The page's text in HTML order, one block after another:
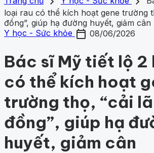
Chủ đề
Khám phá khoa học 428 Khoa học vũ
Sức khỏe 202 Thế giới động vật 159
Gợi ý danh mục
Khám phá khoa họcKhoa học vũ
động vật1001 bí ẩnCông nghệ
loại rau có thể kích hoạt gene trường
đồng”, giúp hạ đường huyết, giảm cân
Y học - Sức khỏe calendar_today 08/06/2026
Bác sĩ Mỹ tiết lộ 2
có thể kích hoạt
trường thọ, “cải
đồng”, giúp hạ
huyết, giảm cân